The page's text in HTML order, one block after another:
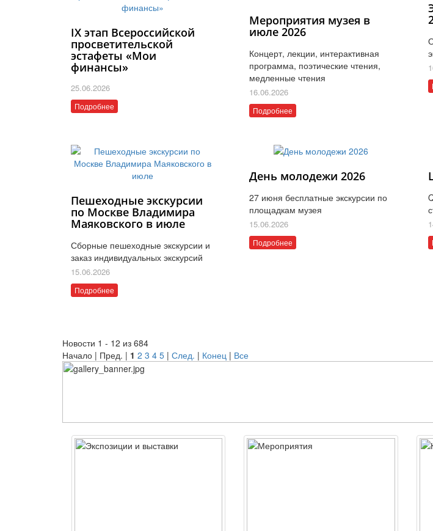
IX этап Всероссийской
просветительской
эстафеты «Мои
финансы»
25.06.2026
Подробнее
Мероприятия музея в
июле 2026
Концерт, лекции, интерактивная
программа, поэтические чтения,
медленные чтения
16.06.2026
Подробнее
Пешеходные экскурсии
по Москве Владимира
Маяковского в июле
Сборные пешеходные экскурсии и
заказ индивидуальных экскурсий
15.06.2026
Подробнее
День молодежи 2026
27 июня бесплатные экскурсии по
площадкам музея
15.06.2026
Подробнее
Новости 1 - 12 из 684
Начало | Пред. | 1 2 3 4 5 | След. | Конец | Все